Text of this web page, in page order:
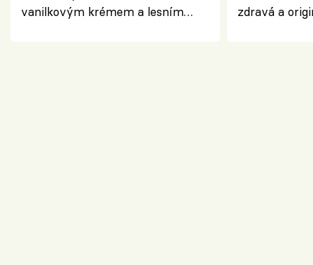
vanilkovým krémem a lesním
zdravá a